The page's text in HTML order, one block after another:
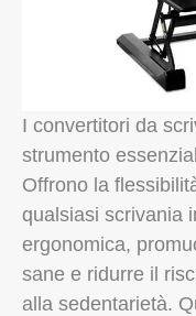
I convertitori da
strumento
Offrono la
qualsiasi scrivania
ergonomica,
sane e ridurre il
alla sedentarietà.